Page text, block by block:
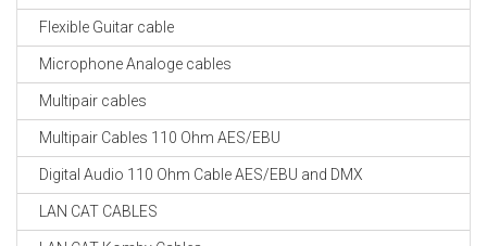
Flexible Guitar cable
Microphone Analoge cables
Multipair cables
Multipair Cables 110 Ohm AES/EBU
Digital Audio 110 Ohm Cable AES/EBU and DMX
LAN CAT CABLES